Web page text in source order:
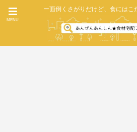
MENU
ー面倒くさがりだけど、食にはこ